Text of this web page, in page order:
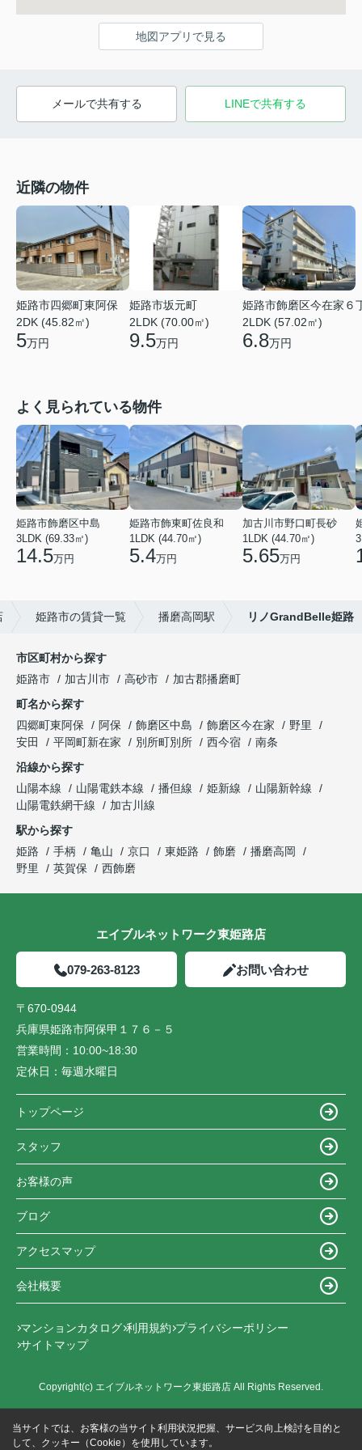
地図アプリで見る
メールで共有する LINEで共有する
近隣の物件
姫路市四郷町東阿保
2DK (45.82㎡)
5万円
姫路市坂元町
2LDK (70.00㎡)
9.5万円
姫路市飾磨区今在家６
2LDK (57.02㎡)
6.8万円
よく見られている物件
姫路市飾磨区中島
3LDK (69.33㎡)
14.5万円
姫路市飾東町佐良和
1LDK (44.70㎡)
5.4万円
加古川市野口町長砂
1LDK (44.70㎡)
5.65万円
姫路市の賃貸一覧 播磨高岡駅 リノGrandBelle姫路
市区町村から探す
姫路市
加古川市 高砂市
加古郡播磨町
町名から探す
四郷町東阿保
阿保 飾磨区中島 飾磨区今在家
野里
安田
平岡町新在家 別所町別所 西今宿
南条
沿線から探す
山陽本線
山陽電鉄本線 播但線 姫新線
山陽新幹線
山陽電鉄網干線
加古川線
駅から探す
姫路
手柄 亀山 京口 東姫路 飾磨
播磨高岡
野里
英賀保 西飾磨
エイブルネットワーク東姫路店
079-263-8123 お問い合わせ
〒670-0944
兵庫県姫路市阿保甲１７６－５
営業時間： 10:00~18:30
定休日： 毎週水曜日
トップページ
スタッフ
お客様の声
ブログ
アクセスマップ
会社概要
マンションカタログ 利用規約 プライバシーポリシー
サイトマップ
Copyright(c) エイブルネットワーク東姫路店 All Rights Reserved.
当サイトでは、お客様の当サイト利用状況把握、サービス向上検討を目的と
して、クッキー（Cookie）を使用しています。